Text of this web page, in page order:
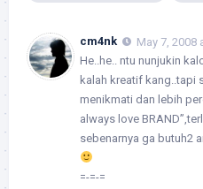
cm4nk
May 7, 2008
He..he.. ntu nunjukin
kalah kreatif kang..tapi
menikmati dan lebih
always love
sebenarnya ga butuh2
=-=-=